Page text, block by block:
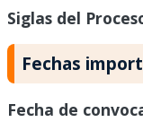
Siglas del
Fechas
Fecha de